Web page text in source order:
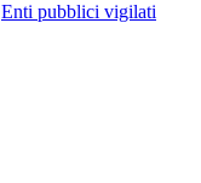
Enti pubblici vigilati